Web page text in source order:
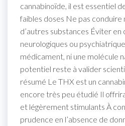
cannabinoïde, il est essentiel
faibles doses Ne pas conduire
d’autres substances Éviter en
neurologiques ou
médicament, ni une molécule
potentiel reste à valider
résumé Le THX est un
encore très peu étudié Il
et légèrement stimulants À
prudence en l’absence de